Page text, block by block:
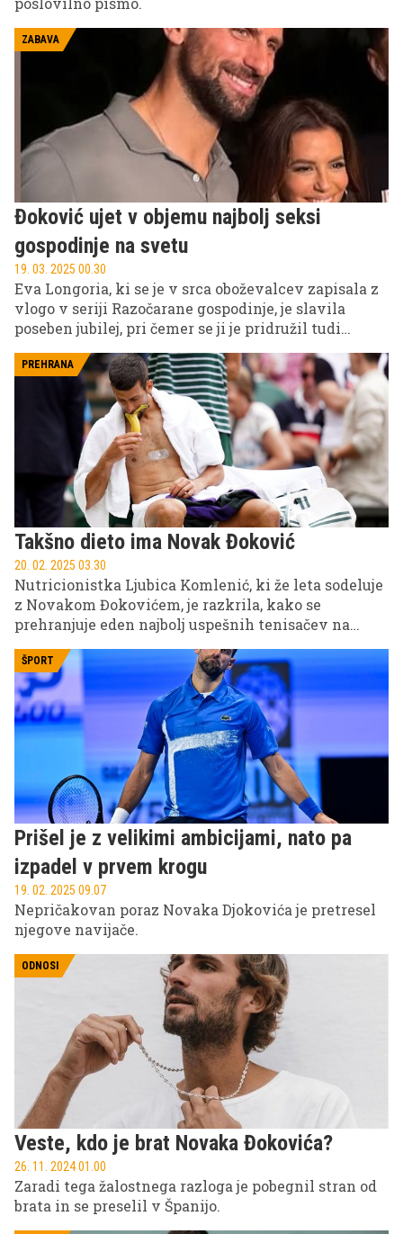
ZABAVA
Đoković ujet v objemu najbolj seksi
gospodinje na svetu
19. 03. 2025 00.30
Eva Longoria, ki se je v srca oboževalcev zapisala z
vlogo v seriji Razočarane gospodinje, je slavila
poseben jubilej, pri čemer se ji je pridružil tudi
PREHRANA
Takšno dieto ima Novak Đoković
20. 02. 2025 03.30
Nutricionistka Ljubica Komlenić, ki že leta sodeluje
z Novakom Đokovićem, je razkrila, kako se
prehranjuje eden najbolj uspešnih tenisačev na
odsvetuje.
ŠPORT
Prišel je z velikimi ambicijami, nato pa
izpadel v prvem krogu
19. 02. 2025 09.07
Nepričakovan poraz Novaka Djokovića je pretresel
njegove navijače.
ODNOSI
Veste, kdo je brat Novaka Đokovića?
26. 11. 2024 01.00
Zaradi tega žalostnega razloga je pobegnil stran od
brata in se preselil v Španijo.